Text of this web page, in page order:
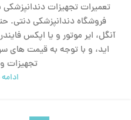
تعمیرات تجهیزات دندانپزشکی
فروشگاه دندانپزشکی دنتی.
آنگل، ایر موتور و یا اپکس
اید، و با توجه به قیمت های
تجهیزات